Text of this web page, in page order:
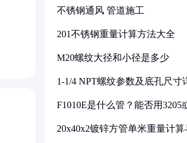
不锈钢通风 管道施工
201不锈钢重量计算方法大全
M20螺纹大径和小径是多少
1-1/4 NPT螺纹参数及底孔尺寸
F1010E是什么管？能否用3205
20x40x2镀锌方管单米重量计算